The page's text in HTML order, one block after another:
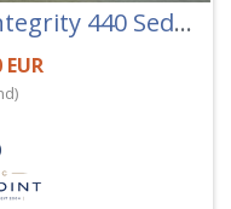
Integrity Motor Yachts Integrity 440 Sedan